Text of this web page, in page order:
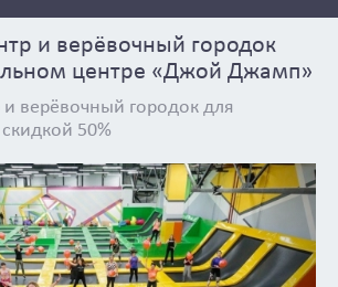
и верёвочный городок
центре «Джой Джамп»
верёвочный городок для
50%
Next